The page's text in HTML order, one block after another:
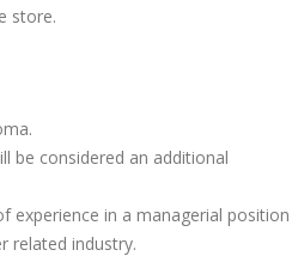
store.
be considered an additional
experience in a managerial position
related industry.